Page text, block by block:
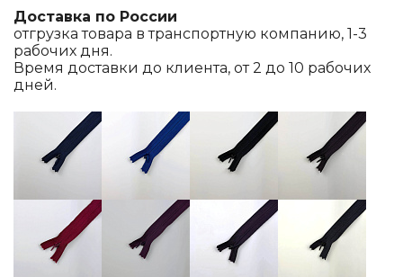
Доставка по России
отгрузка товара в транспортную компанию, 1-3
рабочих дня.
Время доставки до клиента, от 2 до 10 рабочих
дней.